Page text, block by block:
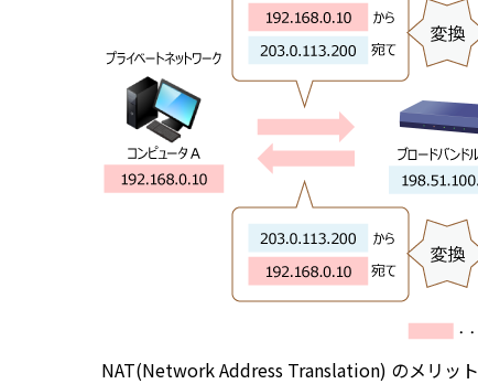
NAT(Network Address Translation) のメリッ